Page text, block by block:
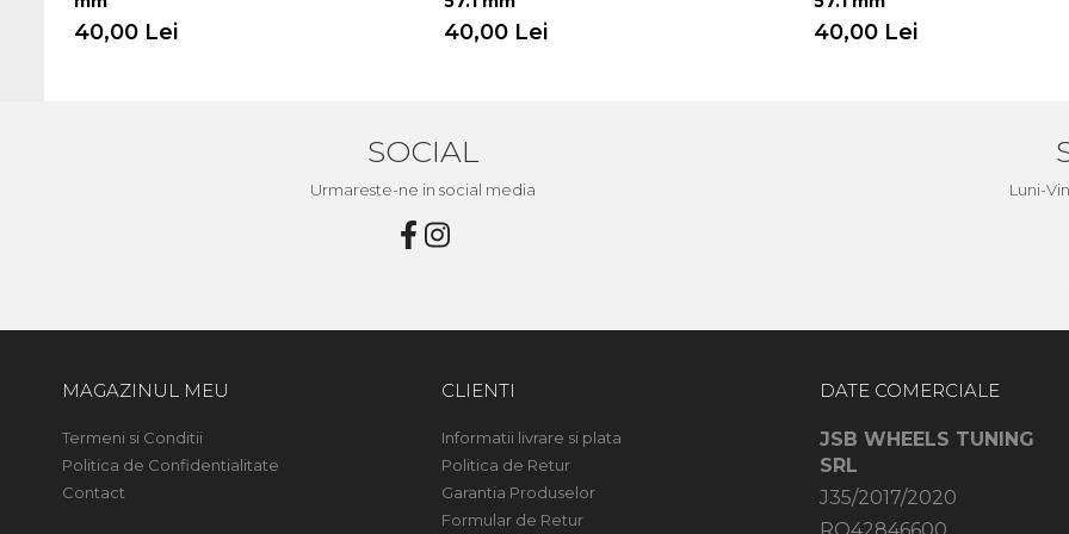
40,00 Lei 40,00 Lei 40,00 Lei
SOCIAL
Urmareste-ne in social media Luni-
MAGAZINUL MEU
Termeni si Conditii
Politica de Confidentialitate
Contact
CLIENTI
Informatii livrare si plata
Politica de Retur
Garantia Produselor
Formular de Retur
DATE COMERCIALE
JSB WHEELS TUNING
SRL
J35/2017/2020
RO42846600